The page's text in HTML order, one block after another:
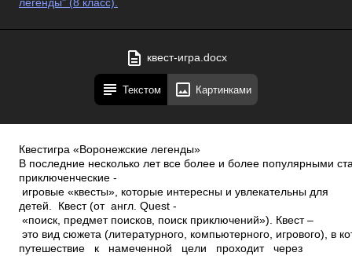
легенды" (8 класс).
квест-игра.docx
Текстом Картинками
Квест­игра «Воронежские легенды»
В последние несколько лет все более и более популярными
приключенческие ­
игровые «квесты», которые интересны и увлекательны для
детей. Квест (от англ. Quest ­
«поиск, предмет поисков, поиск приключений»). Квест –
это вид сюжета (литературного, компьютерного, игрового), в
путешествие к намеченной цели проходит через